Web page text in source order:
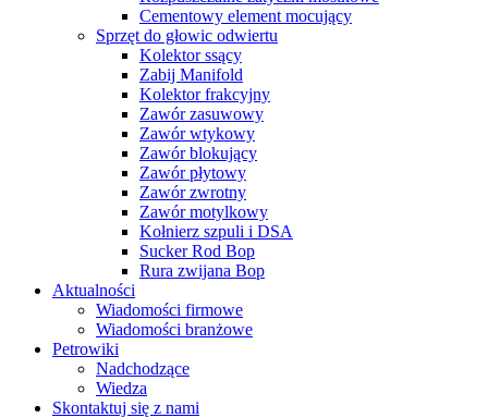
Cementowy element mocujący
Sprzęt do głowic odwiertu
Kolektor ssący
Zabij Manifold
Kolektor frakcyjny
Zawór zasuwowy
Zawór wtykowy
Zawór blokujący
Zawór płytowy
Zawór zwrotny
Zawór motylkowy
Kołnierz szpuli i DSA
Sucker Rod Bop
Rura zwijana Bop
Aktualności
Wiadomości firmowe
Wiadomości branżowe
Petrowiki
Nadchodzące
Wiedza
Skontaktuj się z nami